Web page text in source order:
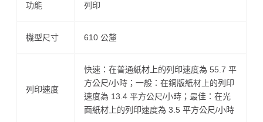
功能 列印
機型尺寸 610 公釐
列印速度
快速：在普通紙材上的列印速度為 55.7 平
方公尺/小時；一般：在銅版紙材上的列印
速度為 13.4 平方公尺/小時；最佳：在光
面紙材上的列印速度為 3.5 平方公尺/小時